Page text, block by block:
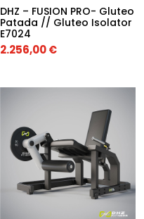
DHZ – FUSION PRO- Gluteo
Patada // Gluteo Isolator
E7024
2.256,00€